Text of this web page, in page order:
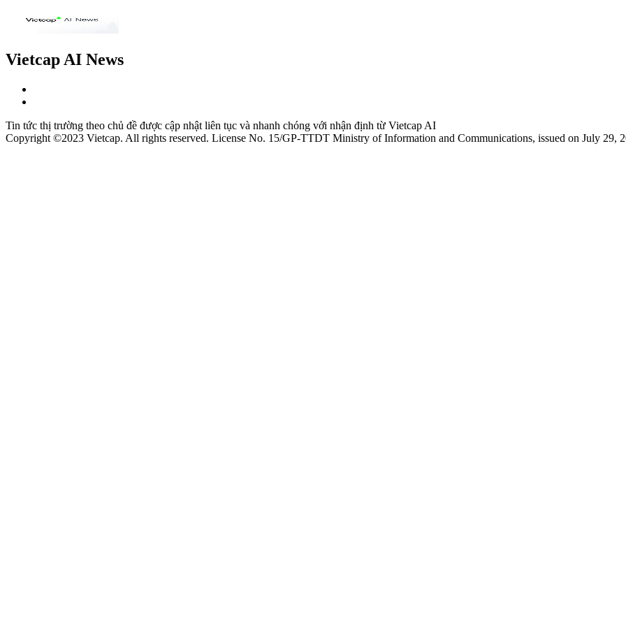
Vietcap AI News
Tin tức thị trường theo chủ đề được cập nhật liên tục và nhanh chóng với nhận định từ Vietcap AI
Copyright ©2023 Vietcap. All rights reserved. License No. 15/GP-TTDT Ministry of Information and Communications, issued on July 29,